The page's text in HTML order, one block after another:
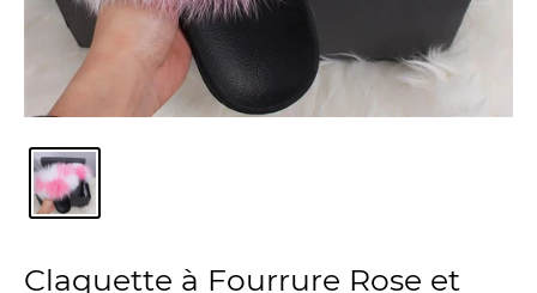
Claquette à Fourrure Rose et